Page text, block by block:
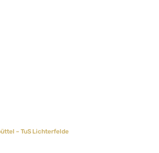
– TuS Lichterfelde